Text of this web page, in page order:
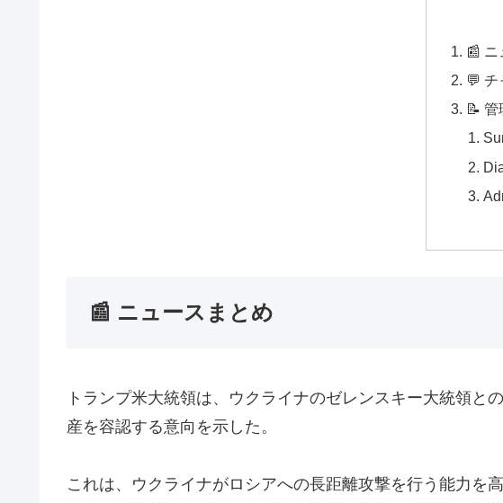
📰 ニ
💬
📝 管
📰 ニュースまとめ
トランプ米大統領は、ウクライナのゼレンスキー大統領
産を容認する意向を示した。
これは、ウクライナがロシアへの長距離攻撃を行う能力を